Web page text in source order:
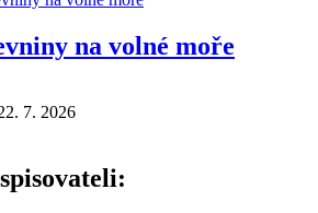
na volné moře
7. 2026